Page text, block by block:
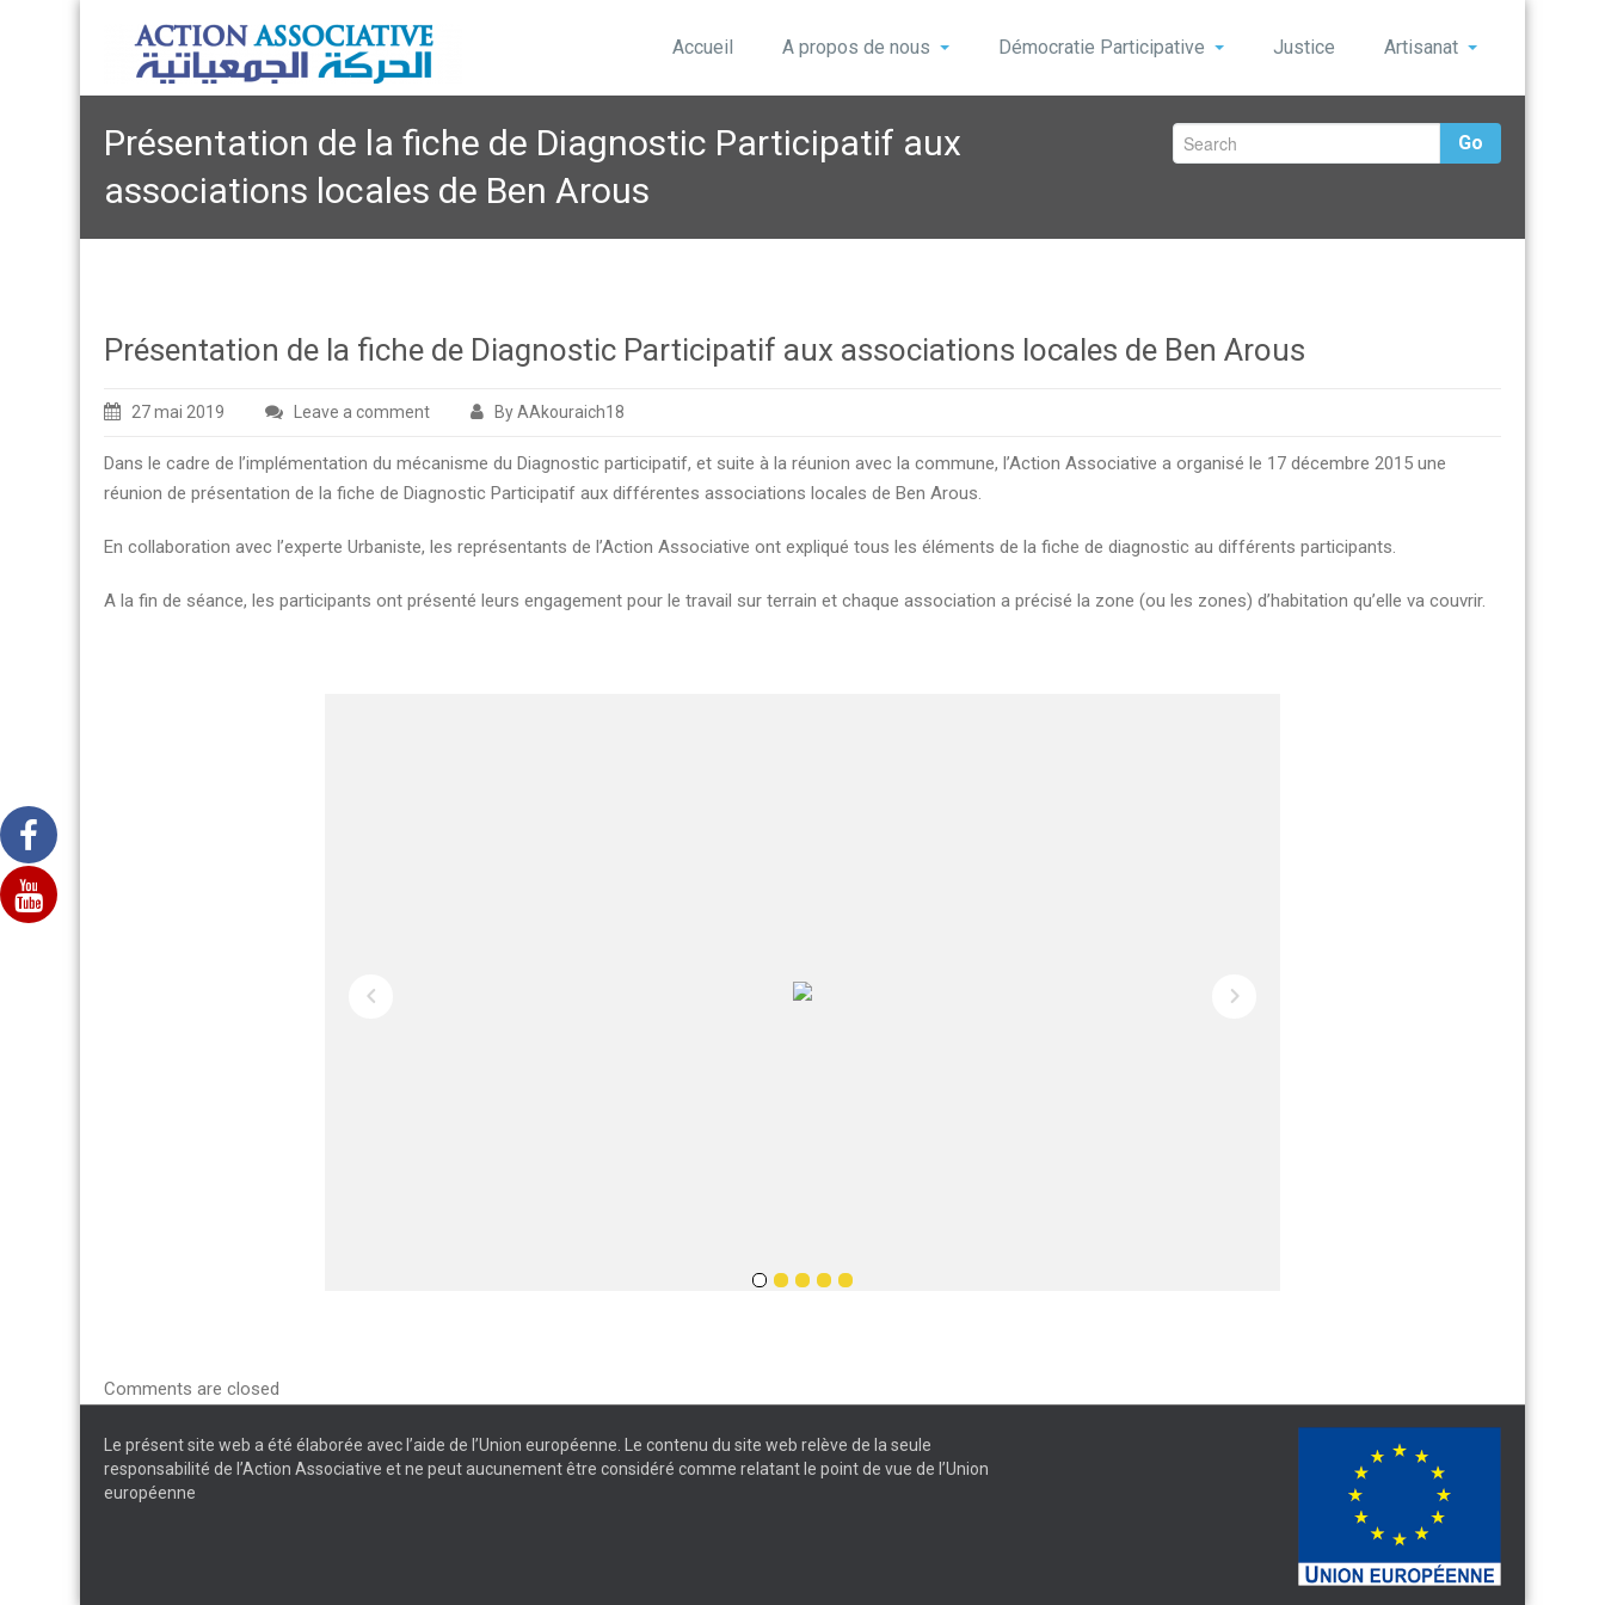
Accueil A propos de nous Démocratie Participative Justice Artisanat
Présentation de la fiche de Diagnostic Participatif aux
associations locales de Ben Arous
Go
Présentation de la fiche de Diagnostic Participatif aux associations locales de Ben Arous
27 mai 2019 Leave a comment By AAkouraich18
Dans le cadre de l’implémentation du mécanisme du Diagnostic participatif, et suite à la réunion avec la commune, l’Action Associative a organisé le 17 décembre 2015 une
réunion de présentation de la fiche de Diagnostic Participatif aux différentes associations locales de Ben Arous.
En collaboration avec l’experte Urbaniste, les représentants de l’Action Associative ont expliqué tous les éléments de la fiche de diagnostic au différents participants.
A la fin de séance, les participants ont présenté leurs engagement pour le travail sur terrain et chaque association a précisé la zone (ou les zones) d’habitation qu’elle va couvrir.
Comments are closed
Le présent site web a été élaborée avec l’aide de l’Union européenne. Le contenu du site web relève de la seule
responsabilité de l’Action Associative et ne peut aucunement être considéré comme relatant le point de vue de l’Union
européenne